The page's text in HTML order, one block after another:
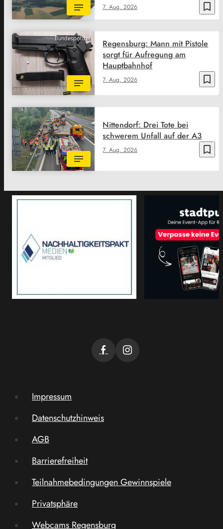
bookmark_border
7. Aug. 2026
Bundespolizei
bookmark_border
7. Aug. 2026
Regensburg: Mann mit Pistole
sorgt für Aufregung am
Hauptbahnhof
bookmark_border
7. Aug. 2026
Nittendorf: Drei Tote bei
schwerem Unfall auf der A3
Impressum
Datenschutzhinweis
AGB
Barrierefreiheit
Teilnahmebedingungen Gewinnspiele
Privatsphäre
Webcams Regensburg